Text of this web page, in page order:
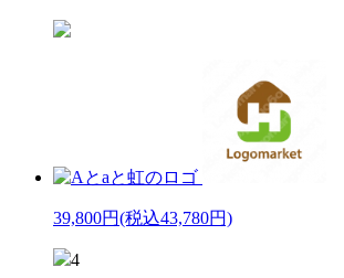
39,800円(税込43,780円)
4